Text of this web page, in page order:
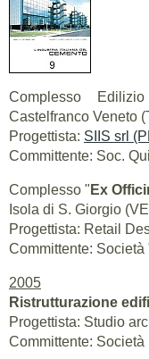
Complesso
Castelfranco Veneto
Progettista: SIIS srl
Committente: Soc.
Complesso " Ex
Isola di S. Giorgio
Progettista: Retail
Committente:
2005
Ristrutturazione
Progettista: Studio
Committente: Società